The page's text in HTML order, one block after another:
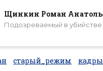
Щинкин Роман
Подозреваемый в
старый_режим кадры